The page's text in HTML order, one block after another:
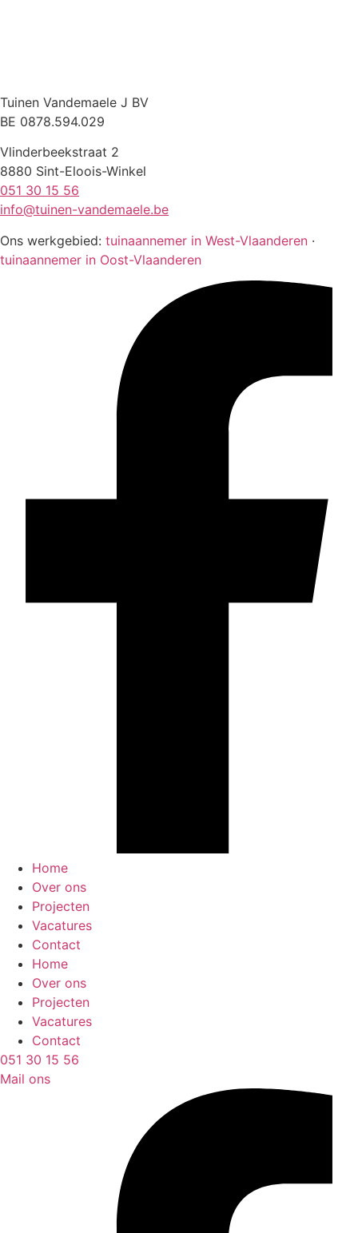
Tuinen Vandemaele J BV
BE 0878.594.029
Vlinderbeekstraat 2
8880 Sint-Eloois-Winkel
051 30 15 56
info@tuinen-vandemaele.be
Ons werkgebied: tuinaannemer in West-Vlaanderen ·
tuinaannemer in Oost-Vlaanderen
Home
Over ons
Projecten
Vacatures
Contact
Home
Over ons
Projecten
Vacatures
Contact
051 30 15 56
Mail ons